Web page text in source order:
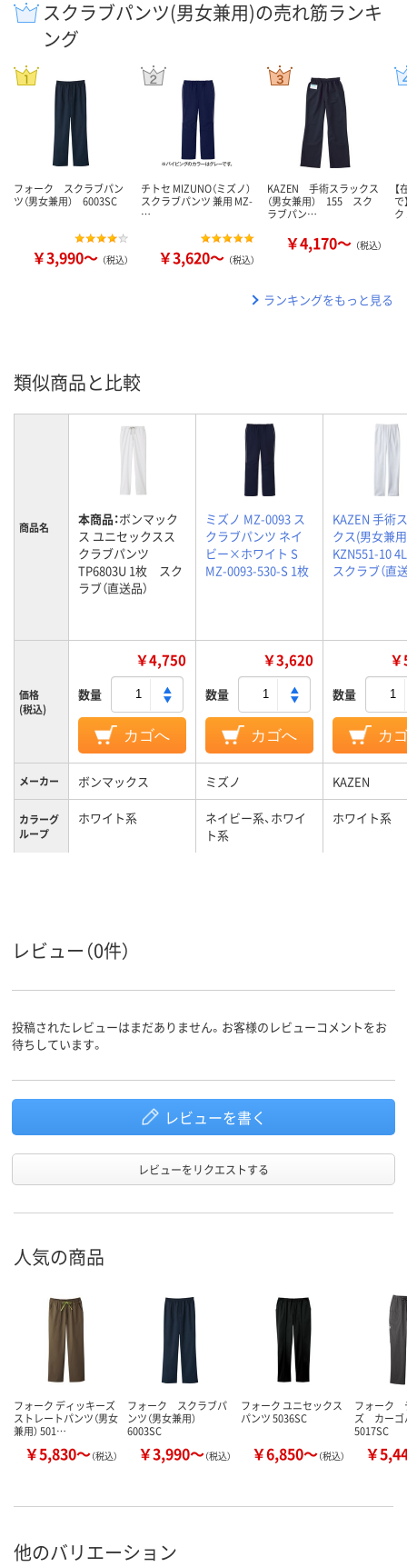
スクラブパンツ(男女兼用)の売れ筋ランキ
ング
フォーク スクラブパン
ツ（男女兼用） 6003SC
￥3,990～ （税込）
チトセ MIZUNO（ミズノ）
スクラブパンツ 兼用 MZ-
…
￥3,620～ （税込）
KAZEN 手術スラックス
（男女兼用） 155 スク
ラブパン…
￥4,170～ （税込）
で
ランキングをもっと見る
類似商品と比較
商品名 本商品：ボンマック
ス ユニセックスス
クラブパンツ
TP6803U 1枚 スク
ラブ（直送品）
ミズノ MZ-0093 ス
クラブパンツ ネイ
ビー×ホワイト S
MZ-0093-530-S 1枚
KAZEN 手術
クス(男女兼
KZN551-10
スクラブ（直
価格
(税込)
￥4,750
数量
カゴへ
￥3,620
数量
カゴへ
数量
カ
メーカー ボンマックス ミズノ KAZEN
カラーグ
ループ
ホワイト系
ネイビー系、ホワイ
ト系
ホワイト系
レビュー（0件）
投稿されたレビューはまだありません。お客様のレビューコメントをお
待ちしています。
レビューを書く
レビューをリクエストする
人気の商品
フォーク ディッキーズ
ストレートパンツ（男女
兼用） 501…
￥5,830～（税込）
フォーク スクラブパ
ンツ（男女兼用）
6003SC
￥3,990～（税込）
フォーク ユニセックス
パンツ 5036SC
￥6,850～（税込）
フォーク
ズ カー
5017SC
￥
他のバリエーション